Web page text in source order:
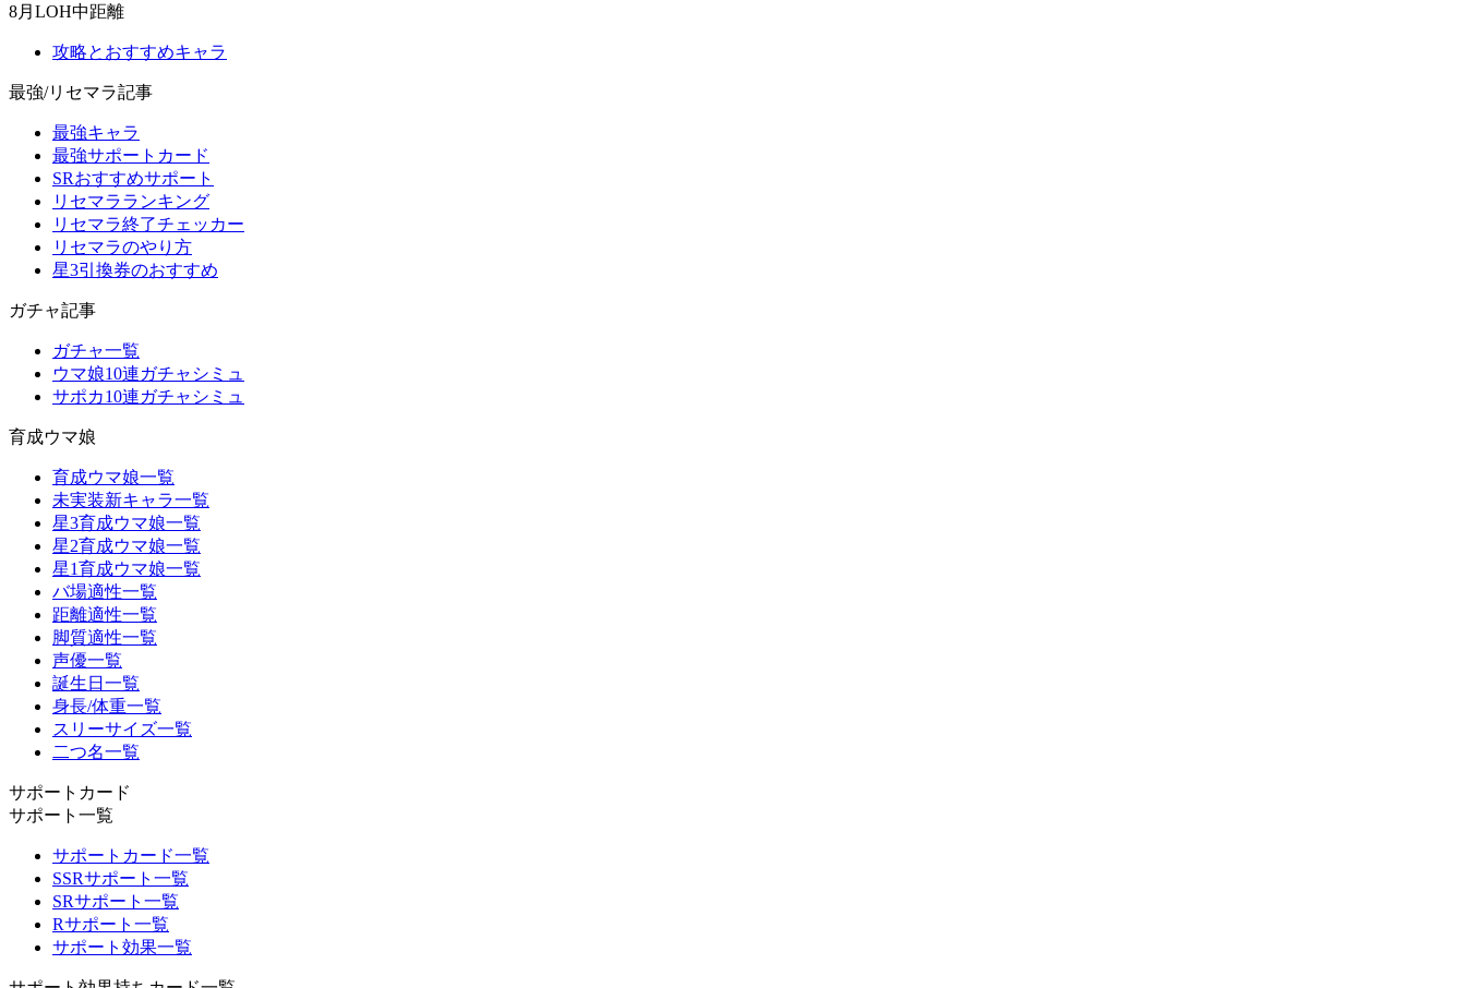
8月LOH中距離
攻略とおすすめキャラ
最強/リセマラ記事
最強キャラ
最強サポートカード
SRおすすめサポート
リセマラランキング
リセマラ終了チェッカー
リセマラのやり方
星3引換券のおすすめ
ガチャ記事
ガチャ一覧
ウマ娘10連ガチャシミュ
サポカ10連ガチャシミュ
育成ウマ娘
育成ウマ娘一覧
未実装新キャラ一覧
星3育成ウマ娘一覧
星2育成ウマ娘一覧
星1育成ウマ娘一覧
バ場適性一覧
距離適性一覧
脚質適性一覧
声優一覧
誕生日一覧
身長/体重一覧
スリーサイズ一覧
二つ名一覧
サポートカード
サポート一覧
サポートカード一覧
SSRサポート一覧
SRサポート一覧
Rサポート一覧
サポート効果一覧